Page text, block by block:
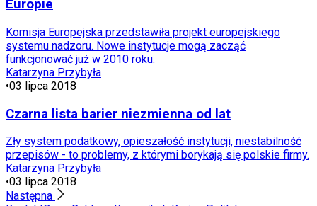
Europie
Komisja Europejska przedstawiła projekt europejskiego
systemu nadzoru. Nowe instytucje mogą zacząć
funkcjonować już w 2010 roku.
Katarzyna Przybyła
•03 lipca 2018
Czarna lista barier niezmienna od lat
Zły system podatkowy, opieszałość instytucji, niestabilność
przepisów - to problemy, z którymi borykają się polskie firmy.
Katarzyna Przybyła
•03 lipca 2018
Następna